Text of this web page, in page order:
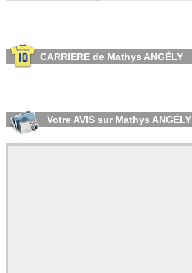
CARRIERE de Mathys ANGÉLY
Votre AVIS sur Mathys ANGÉLY